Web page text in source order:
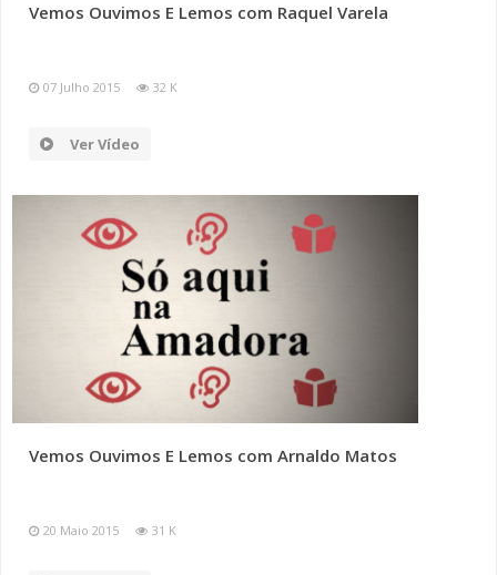
Vemos Ouvimos E Lemos com Raquel Varela
07 Julho 2015 32 K
Ver Vídeo
Vemos Ouvimos E Lemos com Arnaldo Matos
20 Maio 2015 31 K